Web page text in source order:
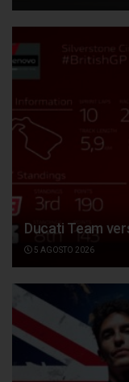
Ducati Team
5 AGOSTO 2026